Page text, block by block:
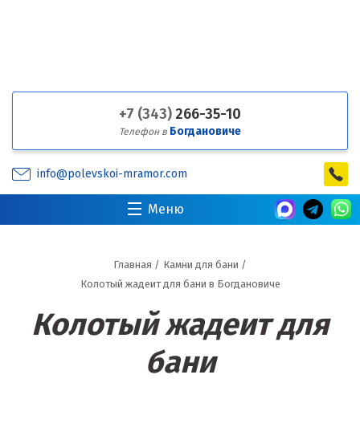
+7 (343) 266-35-10
Телефон в Богдановиче
info@polevskoi-mramor.com
Меню
Главная / Камни для бани /
Колотый жадеит для бани в Богдановиче
Колотый жадеит для
бани